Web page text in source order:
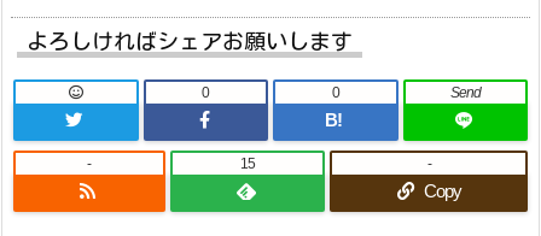
よろしければシェアお願いします
0
B!
0 Send
- 15
Copy
-